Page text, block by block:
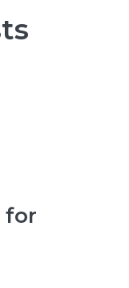
for